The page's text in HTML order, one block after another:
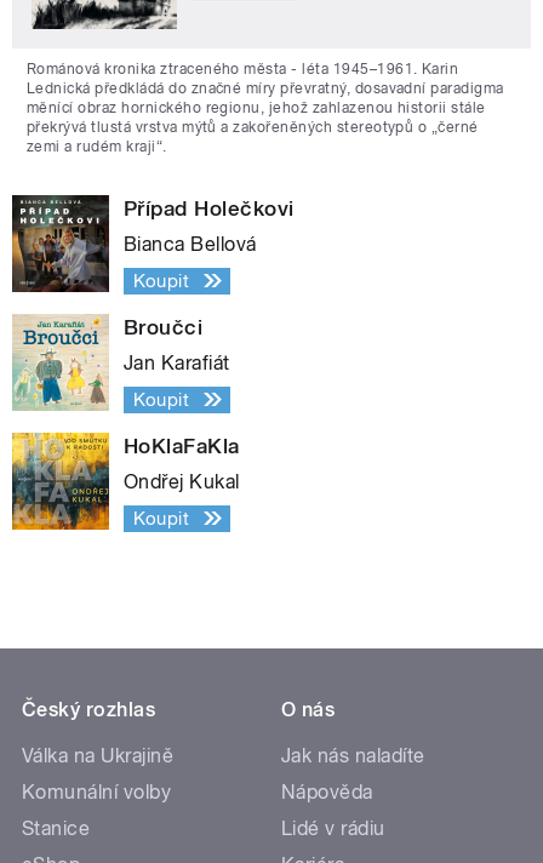
Románová kronika ztraceného města - léta 1945–1961. Karin
Lednická předkládá do značné míry převratný, dosavadní paradigma
měnící obraz hornického regionu, jehož zahlazenou historii stále
překrývá tlustá vrstva mýtů a zakořeněných stereotypů o „černé
zemi a rudém kraji“.
Případ Holečkovi
Bianca Bellová
Koupit
Broučci
Jan Karafiát
Koupit
HoKlaFaKla
Ondřej Kukal
Koupit
Český rozhlas
Válka na Ukrajině
Komunální volby
Stanice
O nás
Jak nás naladíte
Nápověda
Lidé v rádiu